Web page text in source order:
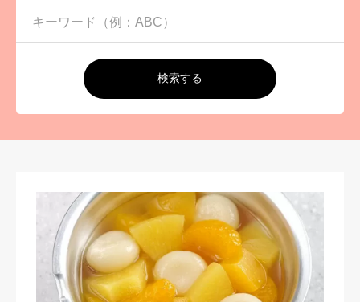
検索する